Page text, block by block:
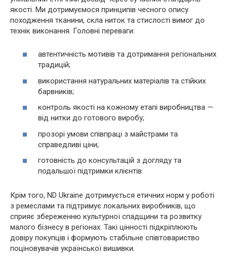
якості. Ми дотримуємося принципів чесного опису
походження тканини, скла ниток та стислості вимог до
технік виконання. Головні переваги:
автентичність мотивів та дотримання регіональних
традицій;
використання натуральних матеріалів та стійких
барвників;
контроль якості на кожному етапі виробництва —
від нитки до готового виробу;
прозорі умови співпраці з майстрами та
справедливі ціни;
готовність до консультацій з догляду та
подальшої підтримки клієнтів.
Крім того, ND Ukraine дотримується етичних норм у роботі
з ремеслами та підтримує локальних виробників, що
сприяє збереженню культурної спадщини та розвитку
малого бізнесу в регіонах. Такі цінності підкріплюють
довіру покупців і формують стабільне співтовариство
поціновувачів української вишивки.